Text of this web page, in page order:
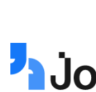
Skip
to